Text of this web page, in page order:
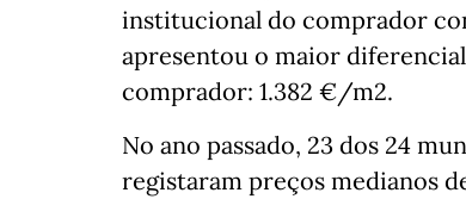
institucional do comprador
apresentou o maior
comprador: 1.382 €/m2.
No ano passado, 23 dos 24
registaram preços medianos